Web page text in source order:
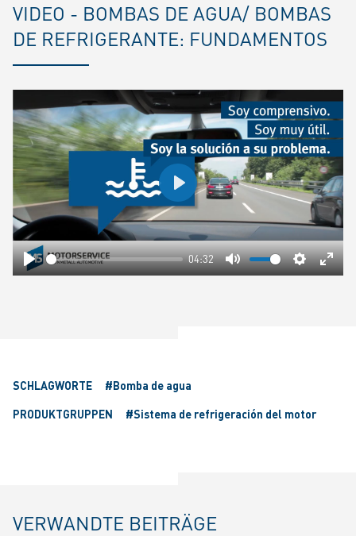
VIDEO - BOMBAS DE AGUA/ BOMBAS
DE REFRIGERANTE: FUNDAMENTOS
Play
04:32
Mute Settings
Play
SCHLAGWORTE
#Bomba de agua
PRODUKTGRUPPEN
#Sistema de refrigeración del motor
VERWANDTE BEITRÄGE